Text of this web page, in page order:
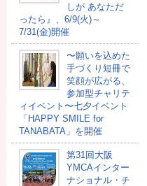
しが あなただ
ったら』、6/9(火)～
7/31(金)開催
〜願いを込めた
手づくり短冊で
笑顔が広がる、
参加型チャリテ
ィイベント〜七夕イベント
「HAPPY SMILE for
TANABATA」を開催
第31回大阪
YMCAインター
ナショナル・チ